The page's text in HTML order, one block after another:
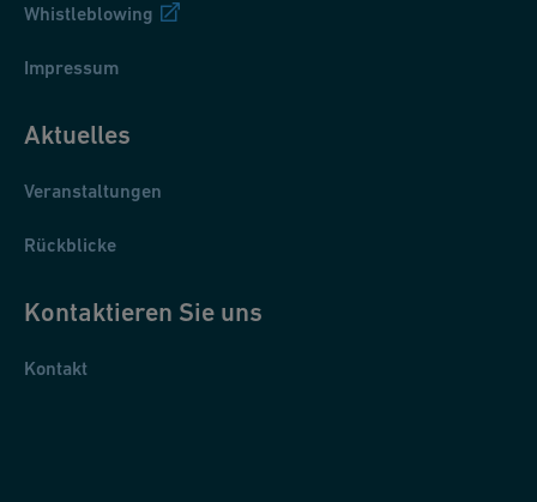
Whistleblowing
Impressum
Aktuelles
Veranstaltungen
Rückblicke
Kontaktieren Sie uns
Kontakt